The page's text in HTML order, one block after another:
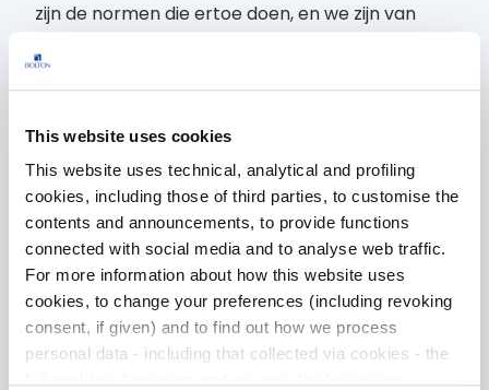
This website uses cookies
This website uses technical, analytical and profiling
cookies, including those of third parties, to customise the
contents and announcements, to provide functions
connected with social media and to analyse web traffic.
For more information about how this website uses
cookies, to change your preferences (including revoking
consent, if given) and to find out how we process
personal data - including that collected via cookies - the
zijn de normen die ertoe doen, en we zijn van
als ons kompas dienen.
Lees over ons goudmetaal
Samen weerspiegelen deze twee prestaties de
toewijding van onze mensen in alle vestigingen
en over de grenzen heen, die duurzaamheid
verankeren in de manier waarop we werken,
produceren en groeien.